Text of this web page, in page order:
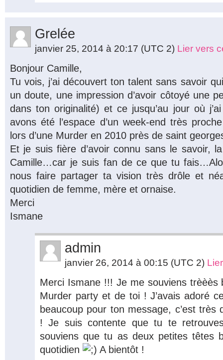
Grelée
janvier 25, 2014 à 20:17 (UTC 2) Lier vers
Bonjour Camille,
Tu vois, j’ai découvert ton talent sans savoir
un doute, une impression d’avoir côtoyé une
dans ton originalité) et ce jusqu’au jour où
avons été l’espace d’un week-end très
lors d’une Murder en 2010 près de saint
Et je suis fière d’avoir connu sans le savoir,
Camille…car je suis fan de ce que tu
nous faire partager ta vision très drôle et
quotidien de femme, mère et ornaise.
Merci
Ismane
admin
janvier 26, 2014 à 00:15 (UTC 2)
Merci Ismane !!! Je me souviens trèèès
Murder party et de toi ! J’avais adoré
beaucoup pour ton message, c’est très
! Je suis contente que tu te
souviens que tu as deux petites têtes
quotidien
A bientôt !